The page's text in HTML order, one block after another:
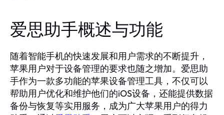
爱思助手概述与功能
随着智能手机的快速发展和用户需求的不断提升，
苹果用户对于设备管理的要求也随之增加。爱思助
手作为一款多功能的苹果设备管理工具，不仅可以
帮助用户优化和维护他们的iOS设备，还能提供数据
备份与恢复等实用服务，成为广大苹果用户的得力